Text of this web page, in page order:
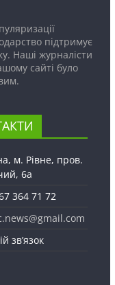
підтримує
Наші журналісти
сайті було
м. Рівне, пров.
6а
364 71 72
зв’язок